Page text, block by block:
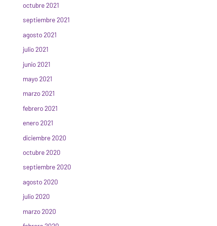
octubre 2021
septiembre 2021
agosto 2021
julio 2021
junio 2021
mayo 2021
marzo 2021
febrero 2021
enero 2021
diciembre 2020
octubre 2020
septiembre 2020
agosto 2020
julio 2020
marzo 2020